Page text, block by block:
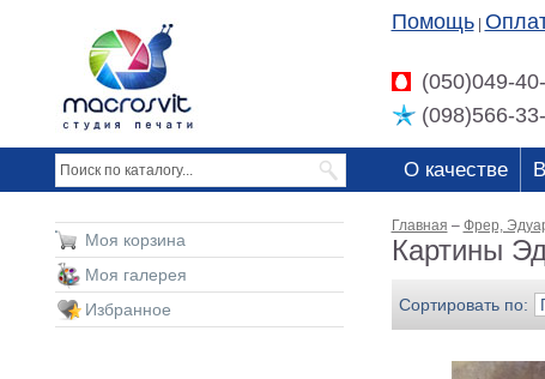
Помощь
(050)049-
(098)566-
О качестве
Главная – Фрер,
Картины
Сортировать по:
Моя корзина
Моя галерея
Избранное